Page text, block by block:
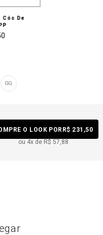
De
GG
ou 4x de R$ 57,88
O LOOK POR R$ 231,50